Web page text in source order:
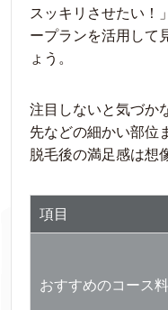
スッキリさせたい！
ープランを活用して
ょう。
注目しないと気づか
先などの細かい部位
脱毛後の満足感は想
項目
おすすめのコース